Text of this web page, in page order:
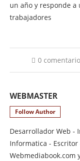
un año y responde
trabajadores
0
WEBMASTER
Follow Author
Desarrollador Web -
Informatica -
Webmediabook.com